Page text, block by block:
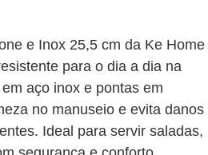
e Inox 25,5 cm da Ke Home
para o dia a dia na
aço inox e pontas em
no manuseio e evita danos
Ideal para servir saladas,